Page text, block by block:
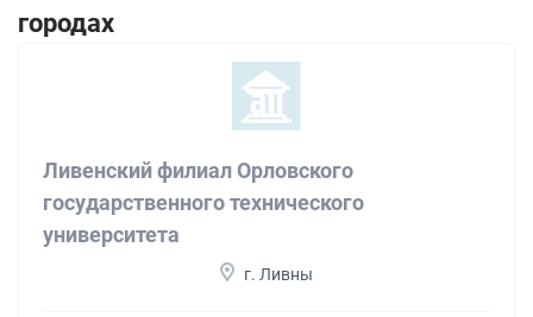
городах
Ливенский филиал Орловского
государственного технического
университета
г. Ливны